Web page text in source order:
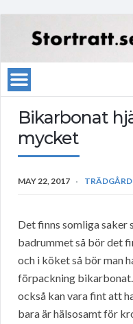
Bikarbonat
mycket
MAY 22, 2017 TRÄDGÅRD
Det finns somliga saker
badrummet så bör det
och i köket så bör man
förpackning
också kan vara fint att
bara är hälsosamt för